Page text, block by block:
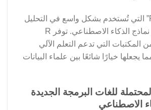
أيضًا، هناك لغة “R” التي تُستخدم بشكل واسع في التحليل
الإحصائي وتطوير نماذج الذكاء الاصطناعي. توفر R
التي تدعم التعلم الآلي
يجعلها خيارًا شائعًا بين علماء البيانات
للغات البرمجة الجديدة
الاصطناعي